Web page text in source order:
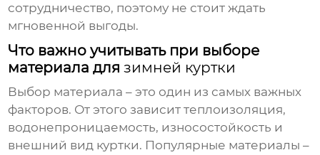
сотрудничество, поэтому не стоит ждать
мгновенной выгоды.
Что важно учитывать при выборе
материала длязимней куртки
Выбор материала – это один из самых важных
факторов. От этого зависит теплоизоляция,
водонепроницаемость, износостойкость и
внешний вид куртки. Популярные материалы –